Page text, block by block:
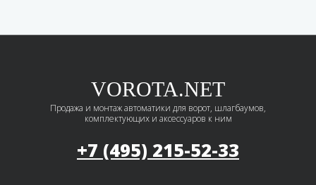
VOROTA.NET
Продажа и монтаж автоматики для ворот, шлагбаумов,
комплектующих и аксессуаров к ним
+7 (495) 215-52-33